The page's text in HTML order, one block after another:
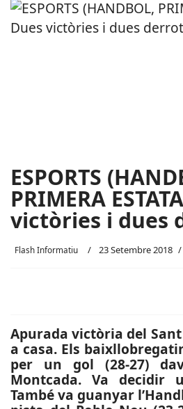
ESPORTS
PRIMERA
victòries i dues
Flash Informatiu 23 Setembre 2018
Apurada victòria del Sant
a casa. Els
per un gol (28-27)
Montcada. Va decidir
També va guanyar